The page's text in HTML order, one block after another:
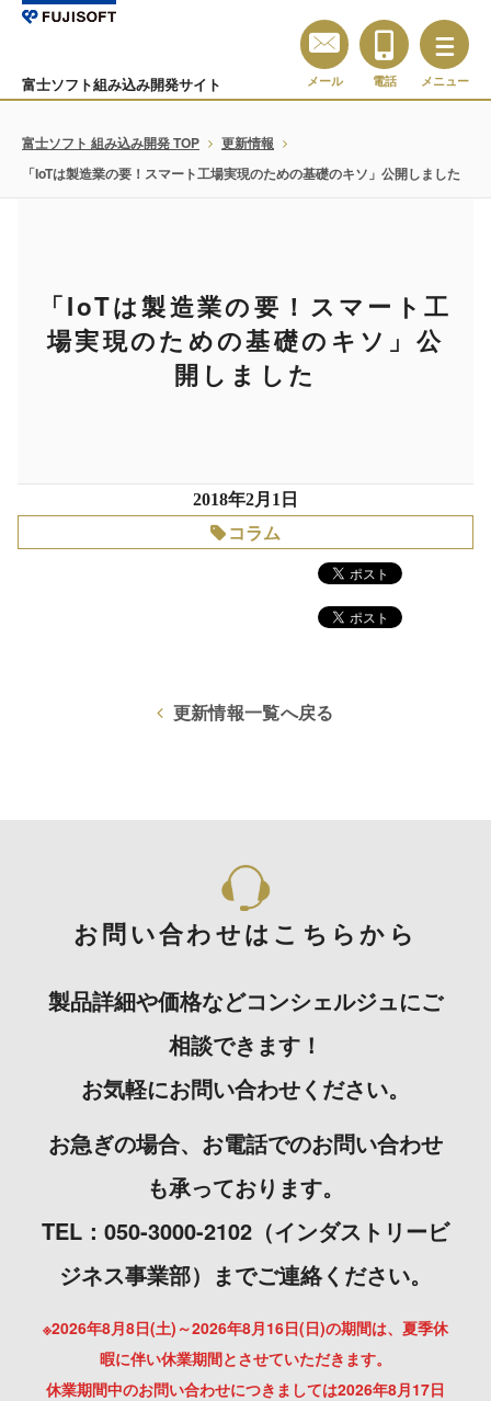
富士ソフト組み込み開発サイト メール 電話 メニュー
富士ソフト 組み込み開発 TOP
更新情報
「IoTは製造業の要！スマート工場実現のための基礎のキソ」公開しました
「IoTは製造業の要！スマート工
場実現のための基礎のキソ」公
開しました
2018年2月1日
コラム
更新情報一覧へ戻る
お問い合わせはこちらから
製品詳細や価格などコンシェルジュにご
相談できます！
お気軽にお問い合わせください。
お急ぎの場合、お電話でのお問い合わせ
も承っております。
TEL：050-3000-2102（インダストリービ
ジネス事業部）までご連絡ください。
※2026年8月8日(土)～2026年8月16日(日)の期間は、夏季休
暇に伴い休業期間とさせていただきます。
休業期間中のお問い合わせにつきましては2026年8月17日